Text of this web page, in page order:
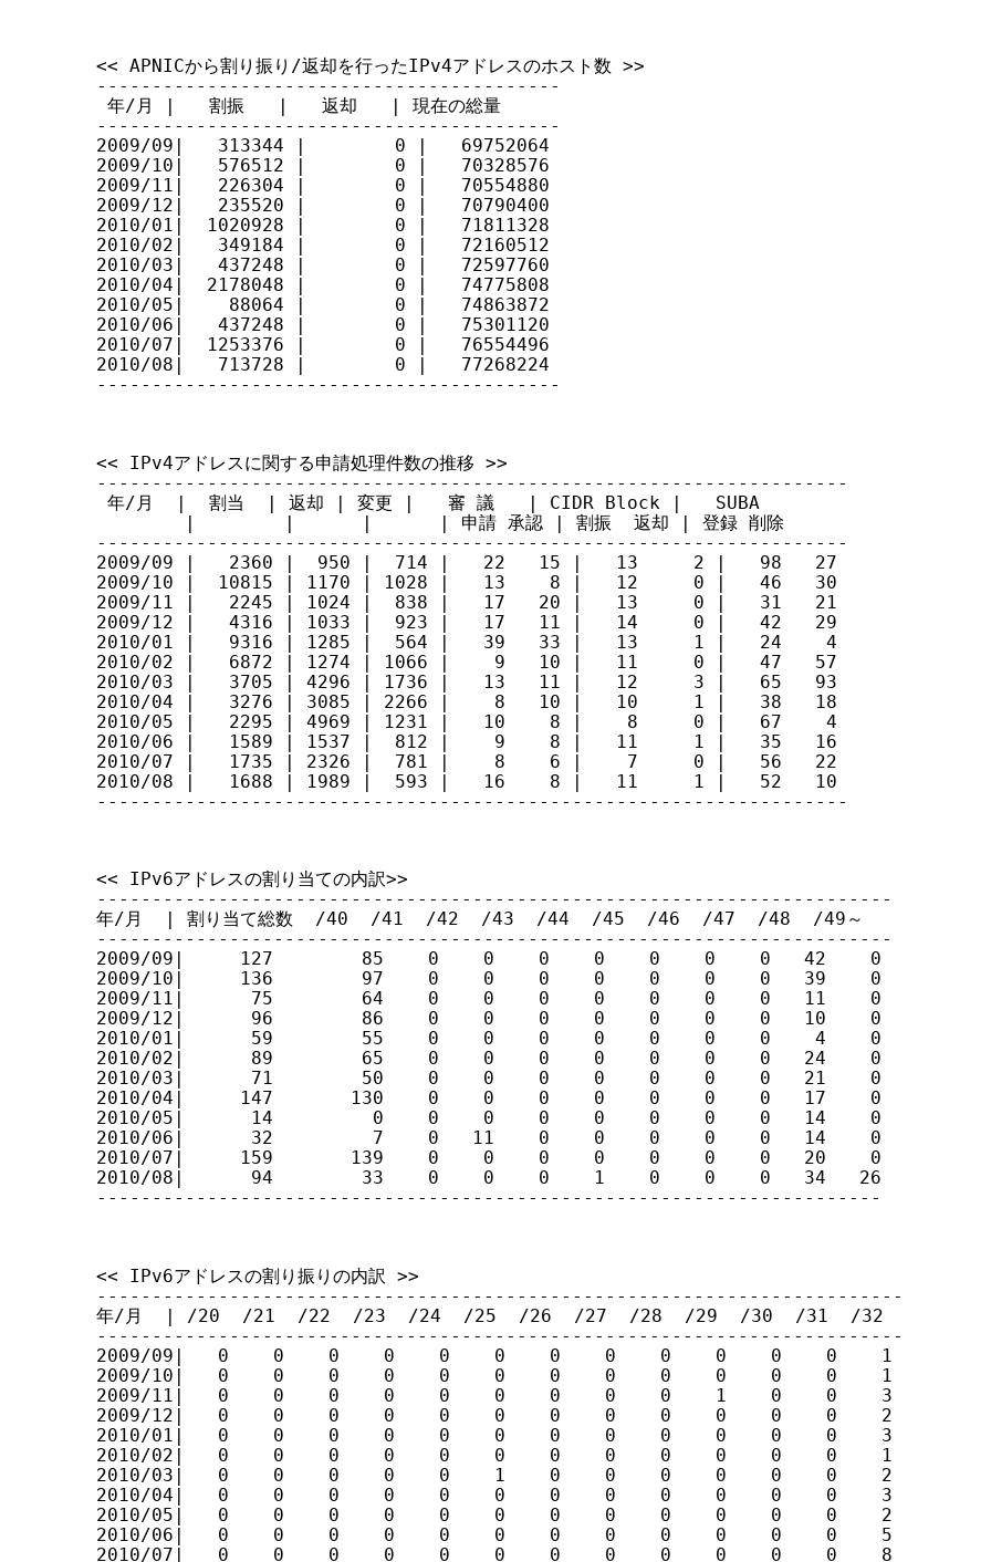
<< APNICから割り振り/返却を行ったIPv4アドレスのホスト数 >>
------------------------------------------
年/月 |   割振   |   返却   | 現在の総量
------------------------------------------
2009/09|   313344 |        0 |   69752064
2009/10|   576512 |        0 |   70328576
2009/11|   226304 |        0 |   70554880
2009/12|   235520 |        0 |   70790400
2010/01|  1020928 |        0 |   71811328
2010/02|   349184 |        0 |   72160512
2010/03|   437248 |        0 |   72597760
2010/04|  2178048 |        0 |   74775808
2010/05|    88064 |        0 |   74863872
2010/06|   437248 |        0 |   75301120
2010/07|  1253376 |        0 |   76554496
2010/08|   713728 |        0 |   77268224
------------------------------------------
<< IPv4アドレスに関する申請処理件数の推移 >>
--------------------------------------------------------------------
年/月  |  割当  | 返却 | 変更 |   審 議   | CIDR Block |   SUBA
        |        |      |      | 申請 承認 | 割振  返却 | 登録 削除
--------------------------------------------------------------------
2009/09 |   2360 |  950 |  714 |   22   15 |   13     2 |   98   27
2009/10 |  10815 | 1170 | 1028 |   13    8 |   12     0 |   46   30
2009/11 |   2245 | 1024 |  838 |   17   20 |   13     0 |   31   21
2009/12 |   4316 | 1033 |  923 |   17   11 |   14     0 |   42   29
2010/01 |   9316 | 1285 |  564 |   39   33 |   13     1 |   24    4
2010/02 |   6872 | 1274 | 1066 |    9   10 |   11     0 |   47   57
2010/03 |   3705 | 4296 | 1736 |   13   11 |   12     3 |   65   93
2010/04 |   3276 | 3085 | 2266 |    8   10 |   10     1 |   38   18
2010/05 |   2295 | 4969 | 1231 |   10    8 |    8     0 |   67    4
2010/06 |   1589 | 1537 |  812 |    9    8 |   11     1 |   35   16
2010/07 |   1735 | 2326 |  781 |    8    6 |    7     0 |   56   22
2010/08 |   1688 | 1989 |  593 |   16    8 |   11     1 |   52   10
--------------------------------------------------------------------
<< IPv6アドレスの割り当ての内訳>>
------------------------------------------------------------------------
年/月  | 割り当て総数  /40  /41  /42  /43  /44  /45  /46  /47  /48  /49～
------------------------------------------------------------------------
2009/09|     127        85    0    0    0    0    0    0    0   42    0
2009/10|     136        97    0    0    0    0    0    0    0   39    0
2009/11|      75        64    0    0    0    0    0    0    0   11    0
2009/12|      96        86    0    0    0    0    0    0    0   10    0
2010/01|      59        55    0    0    0    0    0    0    0    4    0
2010/02|      89        65    0    0    0    0    0    0    0   24    0
2010/03|      71        50    0    0    0    0    0    0    0   21    0
2010/04|     147       130    0    0    0    0    0    0    0   17    0
2010/05|      14         0    0    0    0    0    0    0    0   14    0
2010/06|      32         7    0   11    0    0    0    0    0   14    0
2010/07|     159       139    0    0    0    0    0    0    0   20    0
2010/08|      94        33    0    0    0    1    0    0    0   34   26
-----------------------------------------------------------------------
<< IPv6アドレスの割り振りの内訳 >>
-------------------------------------------------------------------------
年/月  | /20  /21  /22  /23  /24  /25  /26  /27  /28  /29  /30  /31  /32
-------------------------------------------------------------------------
2009/09|   0    0    0    0    0    0    0    0    0    0    0    0    1
2009/10|   0    0    0    0    0    0    0    0    0    0    0    0    1
2009/11|   0    0    0    0    0    0    0    0    0    1    0    0    3
2009/12|   0    0    0    0    0    0    0    0    0    0    0    0    2
2010/01|   0    0    0    0    0    0    0    0    0    0    0    0    3
2010/02|   0    0    0    0    0    0    0    0    0    0    0    0    1
2010/03|   0    0    0    0    0    1    0    0    0    0    0    0    2
2010/04|   0    0    0    0    0    0    0    0    0    0    0    0    3
2010/05|   0    0    0    0    0    0    0    0    0    0    0    0    2
2010/06|   0    0    0    0    0    0    0    0    0    0    0    0    5
2010/07|   0    0    0    0    0    0    0    0    0    0    0    0    8